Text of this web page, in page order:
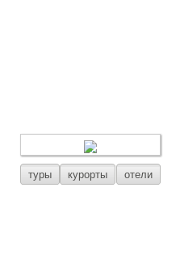
туры курорты отели